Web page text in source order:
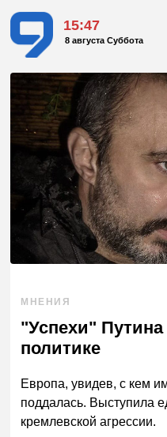
15:47
8 августа Суббота
МНЕНИЯ
"Успехи"
политике
Европа, увидев, с кем
поддалась. Выступила
кремлевской агрессии.